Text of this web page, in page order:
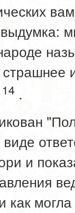
14 .
и
как